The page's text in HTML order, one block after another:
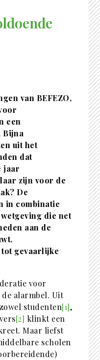
van BEFEZO,
een
Bijna
uit het
dat
jaar
zijn voor de
De
in combinatie
die net
aan de
gevaarlijke
voor
alarmbel. Uit
studenten[1],
[2] klinkt een
Maar liefst
scholen